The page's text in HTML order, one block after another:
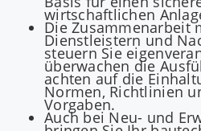
wirtschaftlichen
Die Zusammenarbeit
Dienstleistern und
steuern Sie
überwachen die
achten auf die
Normen, Richtlinien
Vorgaben.
Auch bei Neu- und